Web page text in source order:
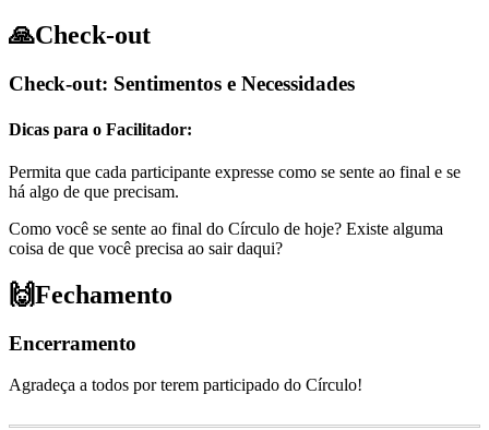
🙏Check-out
Check-out: Sentimentos e Necessidades
Dicas para o Facilitador:
Permita que cada participante expresse como se sente ao final e se
há algo de que precisam.
Como você se sente ao final do Círculo de hoje? Existe alguma
coisa de que você precisa ao sair daqui?
🙌Fechamento
Encerramento
Agradeça a todos por terem participado do Círculo!